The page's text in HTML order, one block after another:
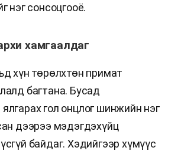
нэг сонсоцгооё.
хамгаалдаг
хүн төрөлхтөн примат
багтана. Бусад
гол онцлог шинжийн нэг
дээрээ мэдэгдэхүйц
байдаг. Хэдийгээр хүмүүс